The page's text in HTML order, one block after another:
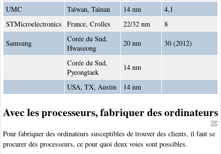
UMC Taïwan, Taïnan 14 nm
4,1
STMicroelectronics
France, Crolles 22/32 nm 8
Samsung
Corée du Sud,
Hwaseong
20 nm 30 (2012)
Corée du Sud,
Pyeongtaek
14 nm
USA, TX, Austin 14 nm
Avec les processeurs, fabriquer des ordinateurs
Pour fabriquer des ordinateurs susceptibles de trouver des clients, il faut se
procurer des processeurs, ce pour quoi deux voies sont possibles.